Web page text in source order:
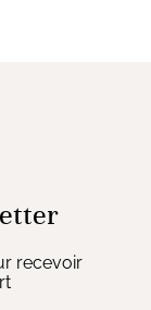
recevoir